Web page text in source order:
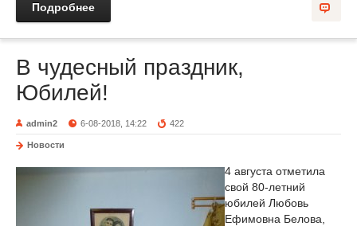
Подробнее
В чудесный праздник,
Юбилей!
admin2 6-08-2018, 14:22 422
Новости
4 августа отметила
свой 80-летний
юбилей Любовь
Ефимовна Белова,